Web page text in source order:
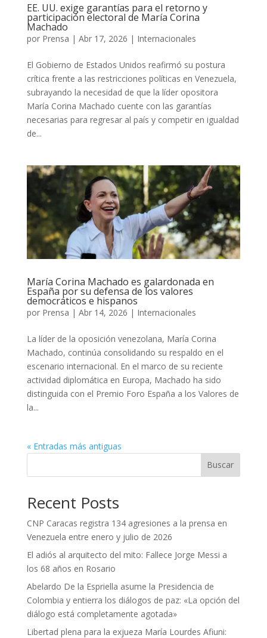
EE. UU. exige garantías para el retorno y
participación electoral de María Corina
Machado
por Prensa | Abr 17, 2026 | Internacionales
El Gobierno de Estados Unidos reafirmó su postura
crítica frente a las restricciones políticas en Venezuela,
subrayando la necesidad de que la líder opositora
María Corina Machado cuente con las garantías
necesarias para regresar al país y competir en igualdad
de...
María Corina Machado es galardonada en
España por su defensa de los valores
democráticos e hispanos
por Prensa | Abr 14, 2026 | Internacionales
La líder de la oposición venezolana, María Corina
Machado, continúa consolidando su respaldo en el
escenario internacional. En el marco de su reciente
actividad diplomática en Europa, Machado ha sido
distinguida con el Premio Foro España a los Valores de
la...
« Entradas más antiguas
Buscar
Recent Posts
CNP Caracas registra 134 agresiones a la prensa en
Venezuela entre enero y julio de 2026
El adiós al arquitecto del mito: Fallece Jorge Messi a
los 68 años en Rosario
Abelardo De la Espriella asume la Presidencia de
Colombia y entierra los diálogos de paz: «La opción del
diálogo está completamente agotada»
Libertad plena para la exjueza María Lourdes Afiuni: